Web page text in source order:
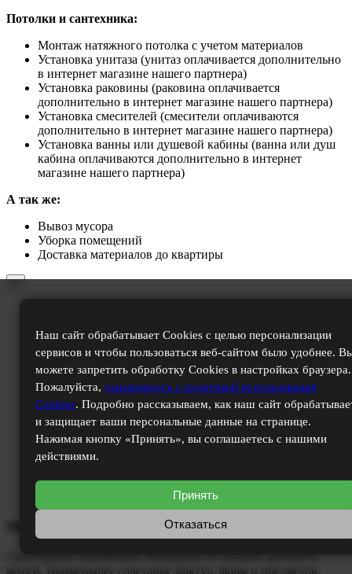
Потолки и сантехника:
Монтаж натяжного потолка с учетом материалов
Установка унитаза (унитаз оплачивается дополнительно
в интернет магазине нашего партнера)
Установка раковины (раковина оплачивается
дополнительно в интернет магазине нашего партнера)
Установка смесителей (смесители оплачиваются
дополнительно в интернет магазине нашего партнера)
Установка ванны или душевой кабины (ванна или душ
кабина оплачиваются дополнительно в интернет
магазине нашего партнера)
А так же:
Вывоз мусора
Уборка помещений
Доставка материалов до квартиры
×
Просторные помещения, свободные от лишних деталей и
вещей. Наименьшее сочетание фактур, форм и предметов.
Наш сайт обрабатывает Cookies с целью персонализации
сервисов и чтобы пользоваться веб-сайтом было удобнее.
можете запретить обработку Cookies в настройках браузера.
Пожалуйста, ознакомьтесь с политикой использования
Cookies. Подробно рассказываем, как наш сайт
и защищает ваши персональные данные на странице.
Нажимая кнопку «Принять», вы соглашаетесь с нашими
действиями.
Принять
Отказаться